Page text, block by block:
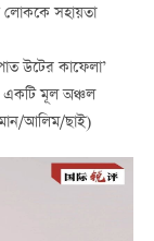
সহায়তা
উটের কাফেলা’
একটি মূল অঞ্চল
আলিম/ছাই)